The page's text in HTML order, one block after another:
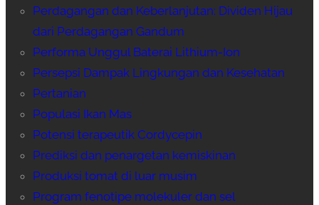
Perdagangan dan Keberlanjutan: Dividen Hijau
dari Perdagangan Gandum
Performa Unggul Baterai Lithium-Ion
Persepsi Dampak Lingkungan dan Kesehatan
Pertanian
Populasi Ikan Mas
Potensi terapeutik Cordycepin
Prediksi dan penargetan kemiskinan
Produksi tomat di luar musim
Program fenotipe molekuler dan sel